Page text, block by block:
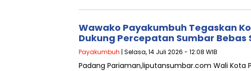
Wawako Payakumbuh Tegaskan
Dukung Percepatan Sumbar Bebas
Payakumbuh | Selasa, 14 Juli 2026 - 12:08 WIB
Padang Pariaman,liputansumbar.com Wali Kota